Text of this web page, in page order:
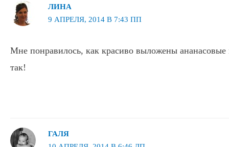
ЛИНА
9 АПРЕЛЯ, 2014 В 7:43 ПП
Мне понравилось, как красиво выложены
так!
ГАЛЯ